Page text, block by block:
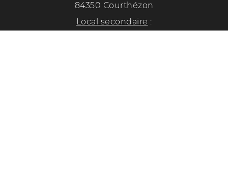
84350 Courthézon
Local secondaire :